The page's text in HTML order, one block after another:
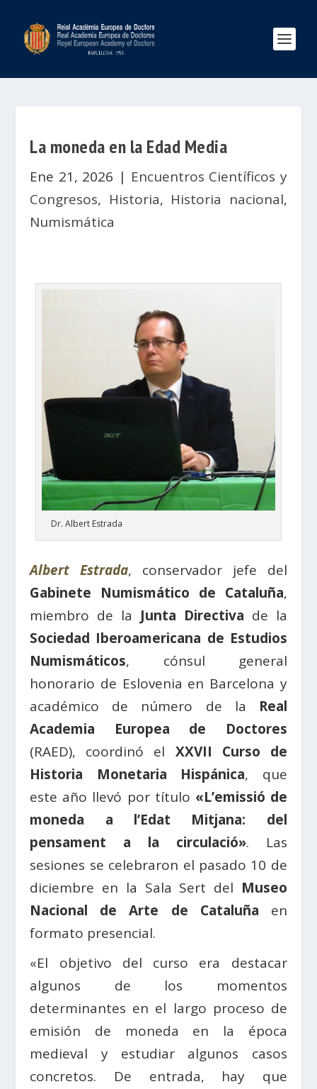
La moneda en la Edad Media
Ene 21, 2026 | Encuentros Científicos y
Congresos, Historia, Historia nacional,
Numismática
Dr. Albert Estrada
Albert Estrada, conservador jefe del
Gabinete Numismático de Cataluña,
miembro de la Junta Directiva de la
Sociedad Iberoamericana de Estudios
Numismáticos, cónsul general
honorario de Eslovenia en Barcelona y
académico de número de la Real
Academia Europea de Doctores
(RAED), coordinó el XXVII Curso de
Historia Monetaria Hispánica, que
este año llevó por título «L’emissió de
moneda a l’Edat Mitjana: del
pensament a la circulació». Las
sesiones se celebraron el pasado 10 de
diciembre en la Sala Sert del Museo
Nacional de Arte de Cataluña en
formato presencial.
«El objetivo del curso era destacar
algunos de los momentos
determinantes en el largo proceso de
emisión de moneda en la época
medieval y estudiar algunos casos
concretos. De entrada, hay que